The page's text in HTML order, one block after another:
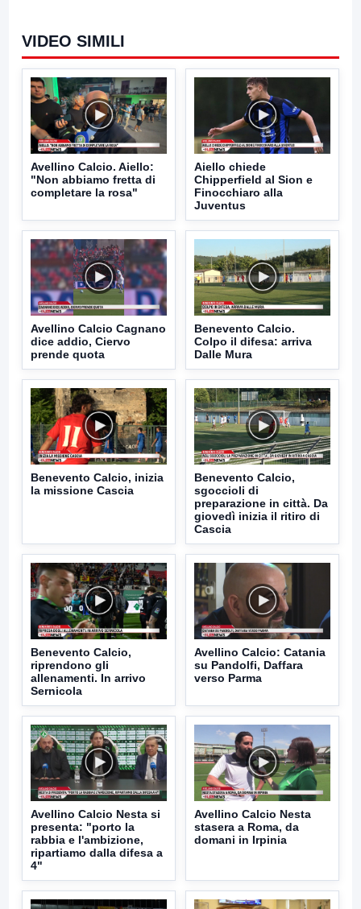
VIDEO SIMILI
Avellino Calcio. Aiello:
"Non abbiamo fretta di
completare la rosa"
Aiello chiede
Chipperfield al Sion e
Finocchiaro alla
Juventus
Avellino Calcio Cagnano
dice addio, Ciervo
prende quota
Benevento Calcio.
Colpo il difesa: arriva
Dalle Mura
Benevento Calcio, inizia
la missione Cascia
Benevento Calcio,
sgoccioli di
preparazione in città. Da
giovedì inizia il ritiro di
Cascia
Benevento Calcio,
riprendono gli
allenamenti. In arrivo
Sernicola
Avellino Calcio: Catania
su Pandolfi, Daffara
verso Parma
Avellino Calcio Nesta si
presenta: "porto la
rabbia e l'ambizione,
ripartiamo dalla difesa a
4"
Avellino Calcio Nesta
stasera a Roma, da
domani in Irpinia